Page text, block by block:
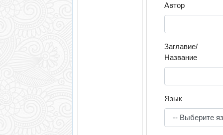
Автор
Заглавие/
Название
Язык